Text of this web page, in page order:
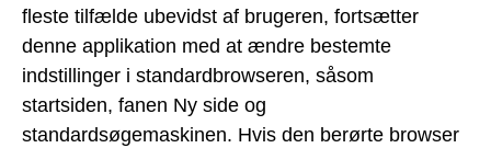
fleste tilfælde ubevidst af brugeren, fortsætter
denne applikation med at ændre bestemte
indstillinger i standardbrowseren, såsom
startsiden, fanen Ny side og
standardsøgemaskinen. Hvis den berørte browser